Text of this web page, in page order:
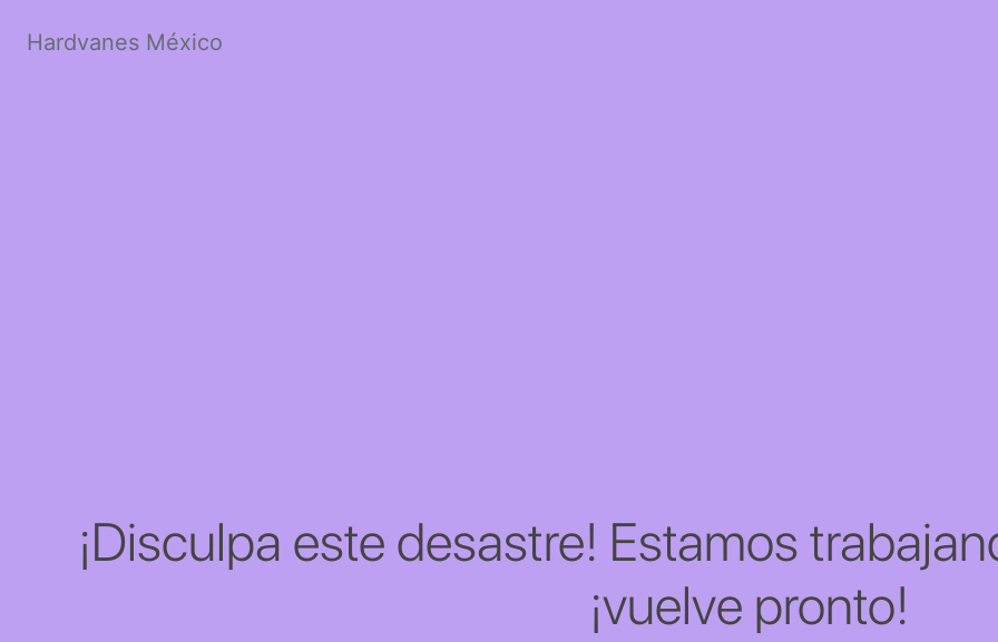
Hardvanes México
¡Disculpa este desastre! Estamos
¡vuelve pronto!